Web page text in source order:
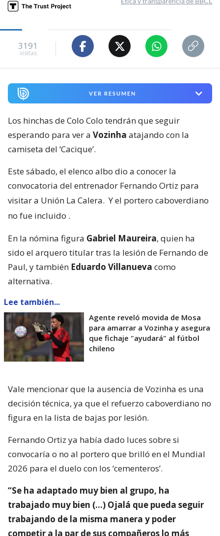
3191
visitas
VER RESUMEN
Los hinchas de Colo Colo tendrán que seguir
esperando para ver a Vozinha atajando con la
camiseta del ‘Cacique’.
Este sábado, el elenco albo dio a conocer la
convocatoria del entrenador Fernando Ortiz para
visitar a Unión La Calera. Y el portero caboverdiano
no fue incluido .
En la nómina figura Gabriel Maureira, quien ha
sido el arquero titular tras la lesión de Fernando de
Paul, y también Eduardo Villanueva como
alternativa.
Lee también...
Agente reveló movida de Mosa
para amarrar a Vozinha y asegura
que fichaje "ayudará" al fútbol
chileno
Vale mencionar que la ausencia de Vozinha es una
decisión técnica, ya que el refuerzo caboverdiano no
figura en la lista de bajas por lesión.
Fernando Ortiz ya había dado luces sobre si
convocaría o no al portero que brilló en el Mundial
2026 para el duelo con los ‘cementeros’.
“Se ha adaptado muy bien al grupo, ha
trabajado muy bien (…) Ojalá que pueda seguir
trabajando de la misma manera y poder
competir a la par de sus compañeros lo más